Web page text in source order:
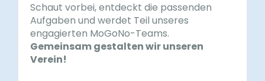
Schaut vorbei, entdeckt die passenden
Aufgaben und werdet Teil unseres
engagierten MoGoNo-Teams.
Gemeinsam gestalten wir unseren
Verein!